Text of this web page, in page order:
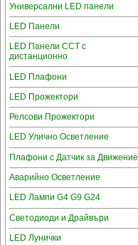
Универсални LED панели
LED Панели
LED Панели CCT с
дистанционно
LED Плафони
LED Прожектори
Релсови Прожектори
LED Улично Осветление
Плафони с Датчик за Движение
Аварийно Осветление
LED Лампи G4 G9 G24
Светодиоди и Драйвъри
LED Лунички